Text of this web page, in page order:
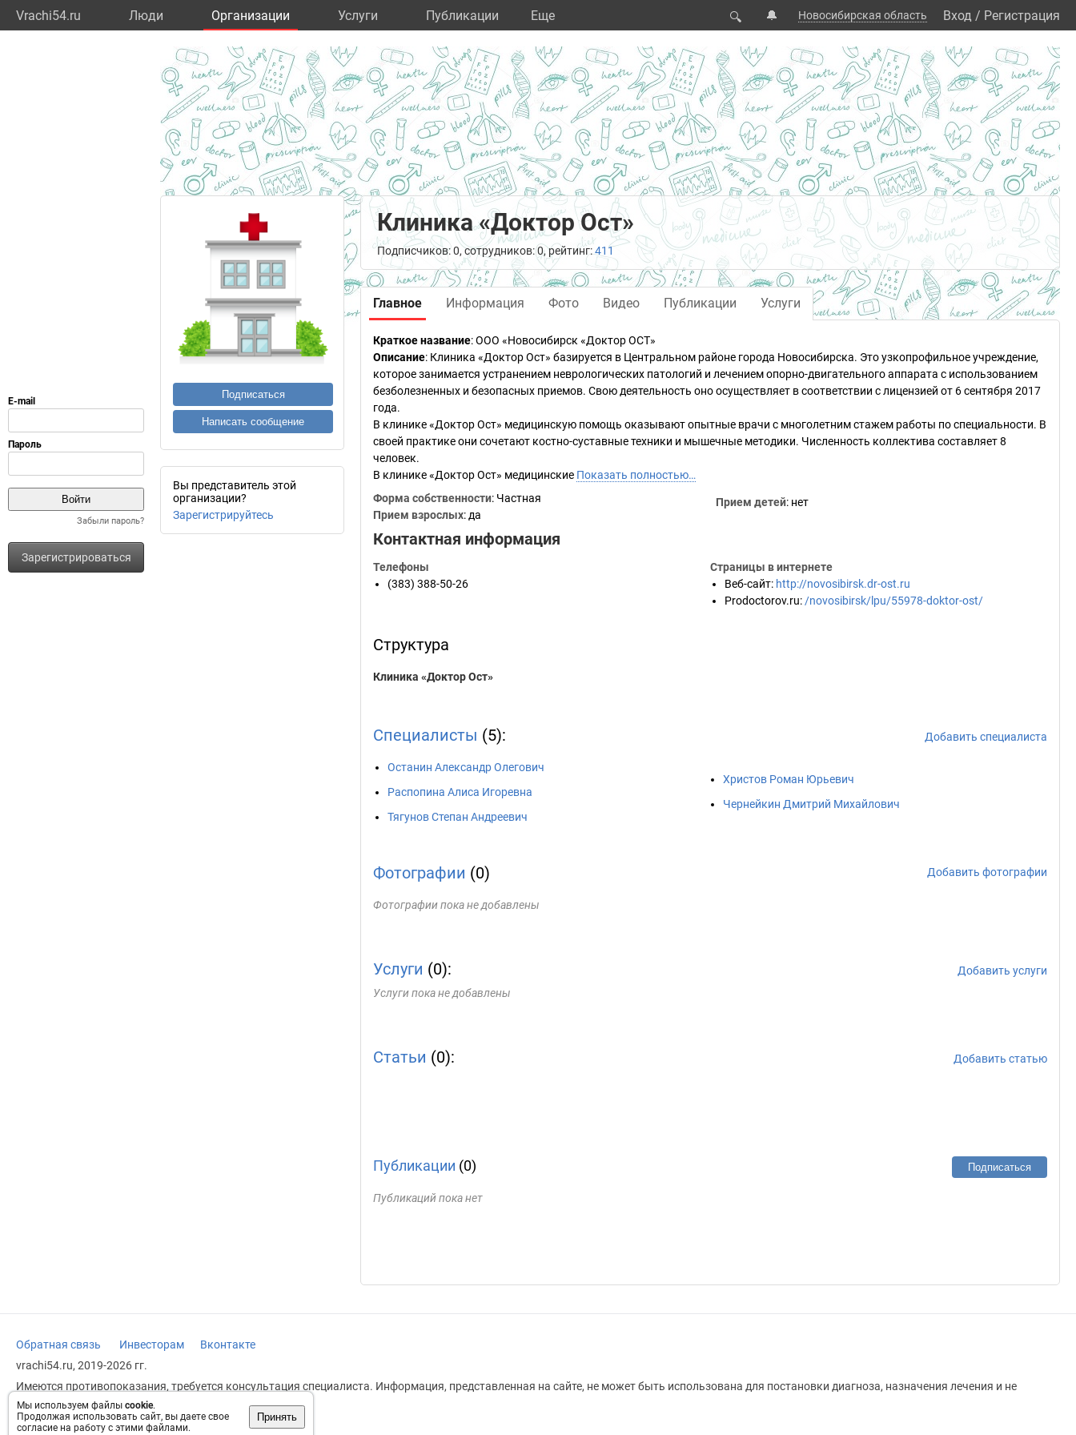
Vrachi54.ru Люди Организации Услуги Публикации Eще 🔍 🔔 Новосибирская область Вход / Регистрация
Забыли пароль?
Зарегистрироваться
Мы используем файлы cookie.
Продолжая использовать сайт, вы даете свое
согласие на работу с этими файлами.
Принять
Подписаться
Написать сообщение
Вы представитель этой
организации?
Зарегистрируйтесь
Клиника «Доктор Ост»
Подписчиков: 0, сотрудников: 0, рейтинг:411
Главное Информация Фото Видео Публикации Услуги
Краткое название:ООО «Новосибирск «Доктор ОСТ»
Описание: Клиника «Доктор Ост» базируется в Центральном районе города Новосибирска. Это узкопрофильное учреждение,
которое занимается устранением неврологических патологий и лечением опорно-двигательного аппарата с использованием
безболезненных и безопасных приемов. Свою деятельность оно осуществляет в соответствии с лицензией от 6 сентября 2017
года.
В клинике «Доктор Ост» медицинскую помощь оказывают опытные врачи с многолетним стажем работы по специальности. В
своей практике они сочетают костно-суставные техники и мышечные методики. Численность коллектива составляет 8
человек.
В клинике «Доктор Ост» медицинские Показать полностью…
Форма собственности: Частная
Прием взрослых: да
Прием детей: нет
Контактная информация
Телефоны
(383) 388-50-26
Страницы в интернете
Веб-сайт: http://novosibirsk.dr-ost.ru
Prodoctorov.ru: /novosibirsk/lpu/55978-doktor-ost/
Структура
Клиника «Доктор Ост»
Специалисты (5): Добавить специалиста
Останин Александр Олегович
Распопина Алиса Игоревна
Тягунов Степан Андреевич
Христов Роман Юрьевич
Чернейкин Дмитрий Михайлович
Фотографии (0) Добавить фотографии
Фотографии пока не добавлены
Услуги (0):
Добавить услуги
Услуги пока не добавлены
Статьи (0): Добавить статью
Публикации (0) Подписаться
Публикаций пока нет
Обратная связь Инвесторам
Вконтакте
vrachi54.ru, 2019-2026 гг.
Имеются противопоказания, требуется консультация специалиста. Информация, представленная на сайте, не может быть использована для постановки диагноза, назначения лечения и не
заменяет прием врача.
Возрастное ограничение: 18+